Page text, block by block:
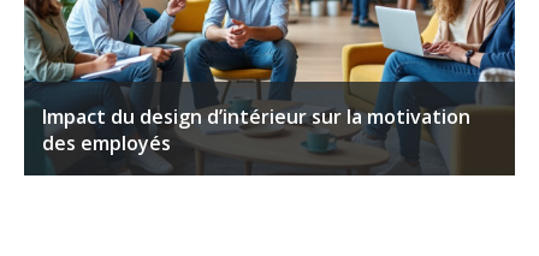
Impact du design d’intérieur sur la motivation
des employés